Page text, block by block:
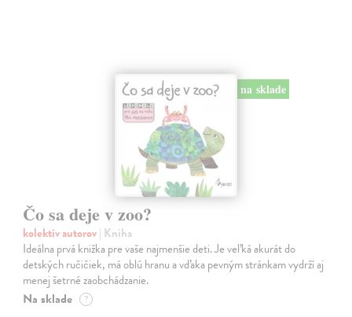
na sklade
Čo sa deje v zoo?
kolektív autorov| Kniha
Ideálna prvá knižka pre vaše najmenšie deti. Je veľká akurát do
detských ručičiek, má oblú hranu a vďaka pevným stránkam vydrží aj
menej šetrné zaobchádzanie.
Na sklade ?